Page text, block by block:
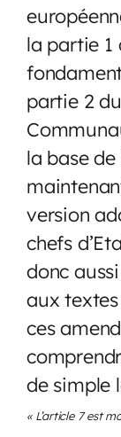
la partie 1
partie 2
la base
version
chefs
donc
aux
ces
de simple
« L’article 7 est